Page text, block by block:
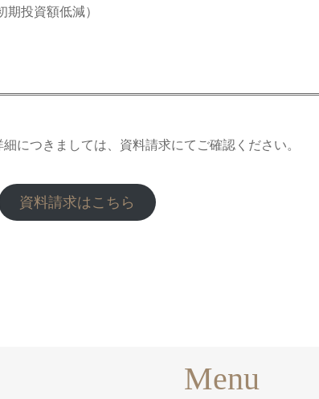
投資額低減）
につきましては、資料請求にてご確認ください。
資料請求はこちら
Menu